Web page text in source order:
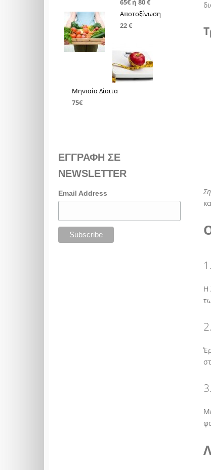
1.
Η
2.
3.
Αποτοξίνωση
22 €
Μηνιαία Δίαιτα
75€
ΕΓΓΡΑΦΗ ΣΕ
NEWSLETTER
Email Address